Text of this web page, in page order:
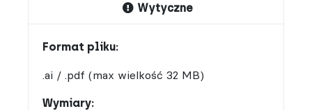
Wytyczne
Format pliku:
.ai / .pdf (max wielkość 32 MB)
Wymiary: